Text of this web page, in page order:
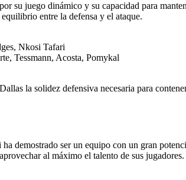
su juego dinámico y su capacidad para
entre la defensa y el ataque.
Nkosi Tafari
Tessmann, Acosta, Pomykal
la solidez defensiva necesaria para
demostrado ser un equipo con un gran
al máximo el talento de sus jugadores.